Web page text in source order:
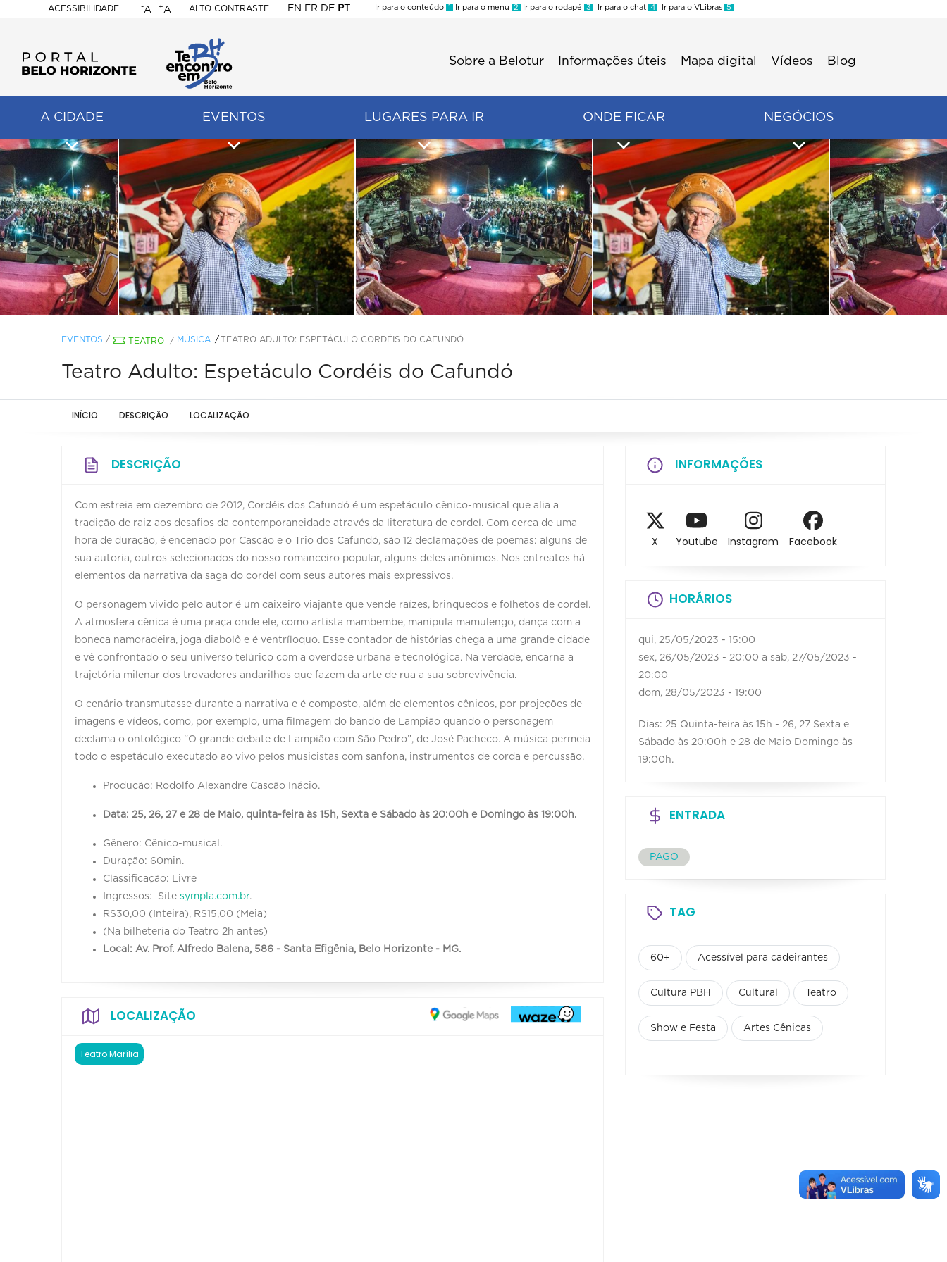
ACESSIBILIDADE
BELO
HORIZONTE
-A +A ALTO CONTRASTE EN FR DE PT
Ir para o conteúdo 1 Ir para o menu 2 Ir para o rodapé 3 Ir para o chat 4 Ir para o VLibras 5
Sobre a Belotur Informações úteis Mapa digital Vídeos Blog
A CIDADE EVENTOS LUGARES PARA IR ONDE FICAR NEGÓCIOS
EVENTOS / TEATRO / MÚSICA TEATRO ADULTO: ESPETÁCULO CORDÉIS DO CAFUNDÓ
Teatro Adulto: Espetáculo Cordéis do Cafundó
INÍCIO DESCRIÇÃO LOCALIZAÇÃO
DESCRIÇÃO
Com estreia em dezembro de 2012, Cordéis dos Cafundó é um espetáculo cênico-musical que alia a
tradição de raiz aos desafios da contemporaneidade através da literatura de cordel. Com cerca de uma
hora de duração, é encenado por Cascão e o Trio dos Cafundó, são 12 declamações de poemas: alguns de
sua autoria, outros selecionados do nosso romanceiro popular, alguns deles anônimos. Nos entreatos há
elementos da narrativa da saga do cordel com seus autores mais expressivos.
O personagem vivido pelo autor é um caixeiro viajante que vende raízes, brinquedos e folhetos de cordel.
A atmosfera cênica é uma praça onde ele, como artista mambembe, manipula mamulengo, dança com a
boneca namoradeira, joga diabolô e é ventríloquo. Esse contador de histórias chega a uma grande cidade
e vê confrontado o seu universo telúrico com a overdose urbana e tecnológica. Na verdade, encarna a
trajetória milenar dos trovadores andarilhos que fazem da arte de rua a sua sobrevivência.
O cenário transmutasse durante a narrativa e é composto, além de elementos cênicos, por projeções de
imagens e vídeos, como, por exemplo, uma filmagem do bando de Lampião quando o personagem
declama o ontológico “O grande debate de Lampião com São Pedro”, de José Pacheco. A música permeia
todo o espetáculo executado ao vivo pelos musicistas com sanfona, instrumentos de corda e percussão.
Produção: Rodolfo Alexandre Cascão Inácio.
Data: 25, 26, 27 e 28 de Maio, quinta-feira às 15h, Sexta e Sábado às 20:00h e Domingo às 19:00h.
Gênero: Cênico-musical.
Duração: 60min.
Classificação: Livre
Ingressos: Site sympla.com.br.
R$30,00 (Inteira), R$15,00 (Meia)
(Na bilheteria do Teatro 2h antes)
Local: Av. Prof. Alfredo Balena, 586 - Santa Efigênia, Belo Horizonte - MG.
LOCALIZAÇÃO
Teatro Marília
INFORMAÇÕES
X Youtube Instagram Facebook
HORÁRIOS
qui, 25/05/2023 - 15:00
sex, 26/05/2023 - 20:00 a sab, 27/05/2023 -
20:00
dom, 28/05/2023 - 19:00
Dias: 25 Quinta-feira às 15h - 26, 27 Sexta e
Sábado às 20:00h e 28 de Maio Domingo às
19:00h.
ENTRADA
PAGO
TAG
60+ Acessível para cadeirantes
Cultura PBH Cultural Teatro
Show e Festa Artes Cênicas